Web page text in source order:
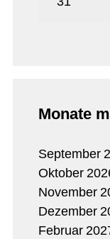
Monate
September
Oktober
November
Dezember
Februar